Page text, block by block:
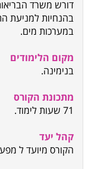
דורש משרד
בהנחיות למניעת
במערכות מים.
מקום הלימודים
בנימינה.
מתכונת הקורס
71 שעות לימוד.
קהל יעד
הקורס מיועד ל